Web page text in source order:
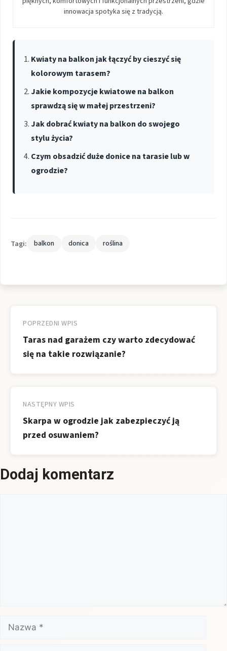
innowacja spotyka się z tradycją.
Kwiaty na balkon jak łączyć by cieszyć się
kolorowym tarasem?
Jakie kompozycje kwiatowe na balkon
sprawdzą się w małej przestrzeni?
Jak dobrać kwiaty na balkon do swojego
stylu życia?
Czym obsadzić duże donice na tarasie lub w
ogrodzie?
Tagi: balkon donica roślina
wpisu
POPRZEDNI WPIS
Taras nad garażem czy warto zdecydować
się na takie rozwiązanie?
NASTĘPNY WPIS
Skarpa w ogrodzie jak zabezpieczyć ją
przed osuwaniem?
Dodaj komentarz
Nazwa